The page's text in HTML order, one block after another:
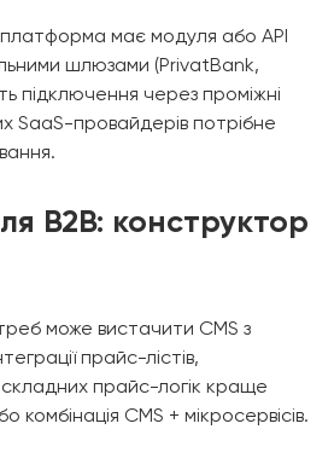
має модуля або API
шлюзами (PrivatBank,
підключення через проміжні
SaaS-провайдерів потрібне
B2B: конструктор
може вистачити CMS з
прайс-лістів,
складних прайс-логік краще
CMS + мікросервісів.